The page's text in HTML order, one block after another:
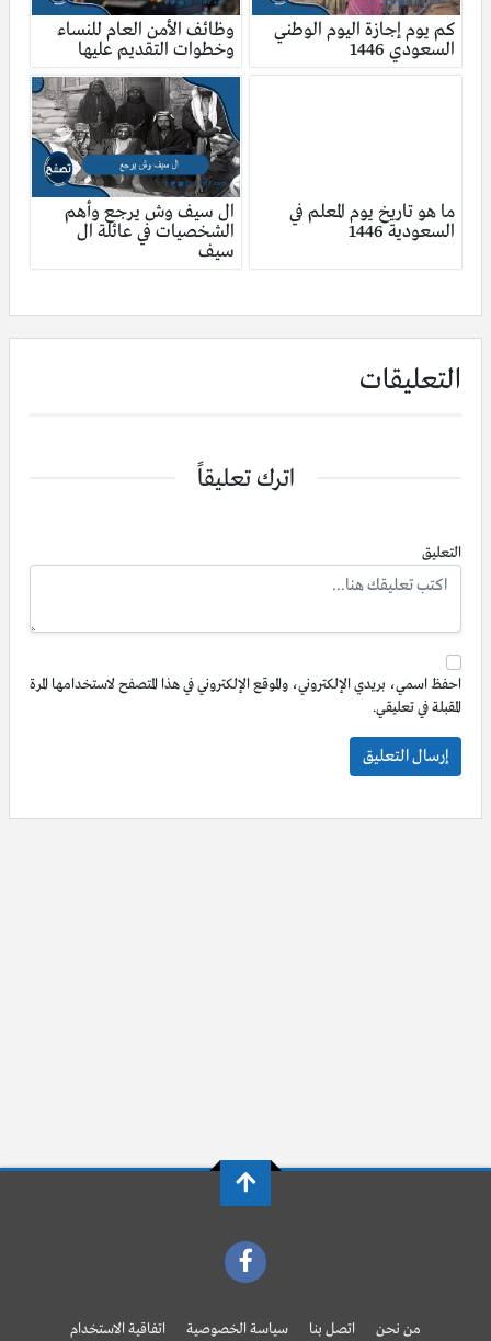
كم يوم إجازة اليوم الوطني
السعودي 1446
وظائف الأمن العام للنساء
وخطوات التقديم عليها
ما هو تاريخ يوم المعلم في
السعودية 1446
ال سيف وش يرجع وأهم
الشخصيات في عائلة ال
سيف
التعليقات
اترك تعليقاً
التعليق
احفظ اسمي، بريدي الإلكتروني، والموقع الإلكتروني في هذا المتصفح لاستخدامها المرة
المقبلة في تعليقي.
من نحن اتصل بنا سياسة الخصوصية اتفاقية الاستخدام